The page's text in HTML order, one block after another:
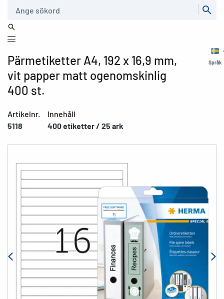
Språk
Pärmetiketter A4, 192 x 16,9 mm,
vit papper matt ogenomskinlig
400 st.
Artikelnr.
5118
Innehåll
400 etiketter / 25 ark